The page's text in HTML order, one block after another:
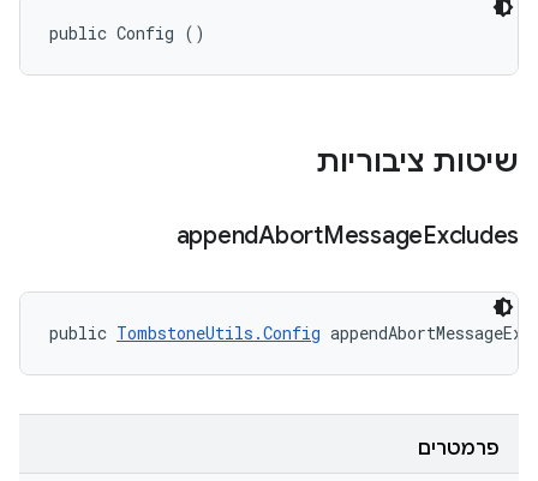
public Config ()
שיטות ציבוריות
appendAbortMessageExcludes
public TombstoneUtils.Config
פרמטרים